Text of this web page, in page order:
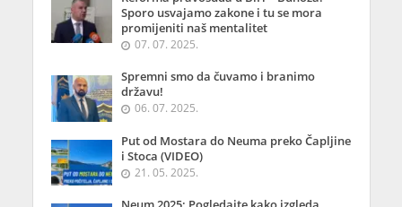
Sporo usvajamo zakone i tu se mora
promijeniti naš mentalitet
07. 07. 2025.
Spremni smo da čuvamo i branimo
državu!
06. 07. 2025.
Put od Mostara do Neuma preko Čapljine
i Stoca (VIDEO)
21. 05. 2025.